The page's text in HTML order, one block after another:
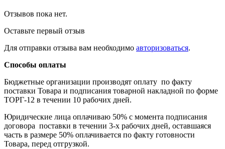
Отзывов пока нет.
Оставьте первый отзыв
Для отправки отзыва вам необходимо авторизоваться.
Способы оплаты
Бюджетные организации производят оплату по факту
поставки Товара и подписания товарной накладной по форме
ТОРГ-12 в течении 10 рабочих дней.
Юридические лица оплачиваю 50% с момента подписания
договора поставки в течении 3-х рабочих дней, оставшаяся
часть в размере 50% оплачивается по факту готовности
Товара, перед отгрузкой.